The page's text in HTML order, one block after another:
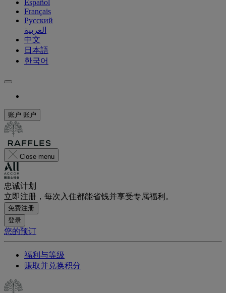
Español
Français
Русский
العربية
中文
日本語
한국어
账户 账户
Close menu
忠诚计划
立即注册，每次入住都能省钱并享受专属福利。
免费注册
登录
您的预订
福利与等级
赚取并兑换积分